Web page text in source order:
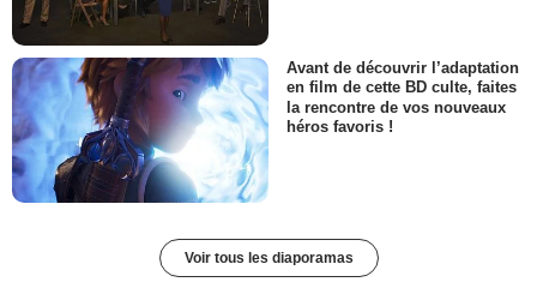
Avant de découvrir l’adaptation
en film de cette BD culte, faites
la rencontre de vos nouveaux
héros favoris !
Voir tous les diaporamas